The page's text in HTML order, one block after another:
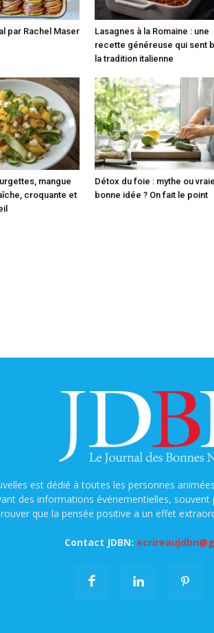
par Rachel Maser
Lasagnes à la Romaine : une
recette généreuse qui sent
la tradition italienne
mangue
croquante et
Détox du foie : mythe ou vraie
bonne idée ? On fait le point
est dédié à toutes les personnes
des informations événementielles, souvent
que la pensée positive a un effet
Contact JDBN: